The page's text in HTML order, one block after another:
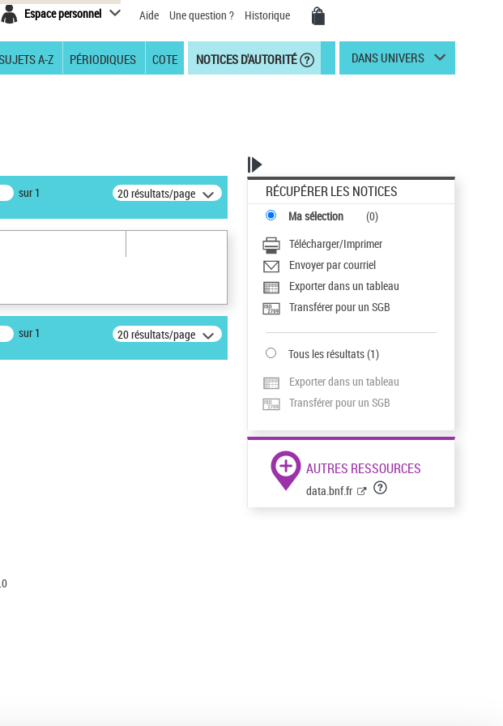
Espace personnel Aide Une question ? Historique
A-Z PÉRIODIQUES COTE NOTICES D'AUTORITÉ DANS UNIVERS
sur 1 20 résultats/page
sur 1 20 résultats/page
RÉCUPÉRER LES NOTICES
Ma sélection (0)
Télécharger/Imprimer
Envoyer par courriel
Exporter dans un tableau
Transférer pour un SGB
Tous les résultats(1)
Exporter dans un tableau
Transférer pour un SGB
AUTRES RESSOURCES
data.bnf.fr